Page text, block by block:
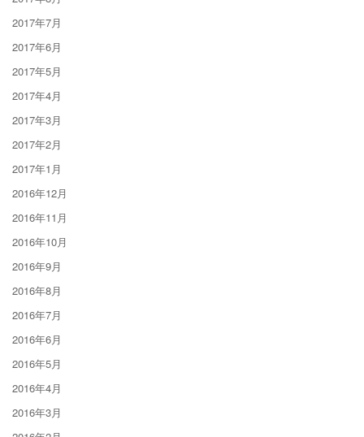
2017年7月
2017年6月
2017年5月
2017年4月
2017年3月
2017年2月
2017年1月
2016年12月
2016年11月
2016年10月
2016年9月
2016年8月
2016年7月
2016年6月
2016年5月
2016年4月
2016年3月